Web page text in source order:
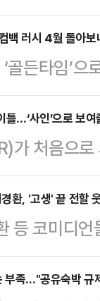
달러를 기
큐리의 이
그룹
달러를 모
한다.동시
르에 머무
백 러시 4월 돌아
골든타임’
월 방탄소
등의 대형
지만, 정작
면 이달은
(CORTIS)
지 가세했
…‘사인’으로 보
처음으로
자유분방한
운 얼굴을
이 전해진
문구 예스
미디어 쇼
환, '고생' 끝 전할
등 코미디
펼쳐지는
라이어티
족…"공유숙박 규